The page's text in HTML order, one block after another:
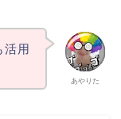
あやりた
活用